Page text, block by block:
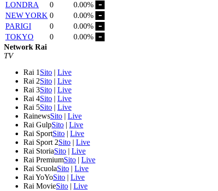
LONDRA
0
0.00%
NEW YORK 0
0.00%
PARIGI
0
0.00%
TOKYO
0
0.00%
Network Rai
TV
Rai 1 Sito | Live
Rai 2Sito | Live
Rai 3Sito | Live
Rai 4Sito | Live
Rai 5Sito | Live
RainewsSito | Live
Rai GulpSito | Live
Rai SportSito | Live
Rai Sport 2Sito | Live
Rai StoriaSito | Live
Rai PremiumSito | Live
Rai ScuolaSito | Live
Rai YoYoSito | Live
Rai MovieSito | Live